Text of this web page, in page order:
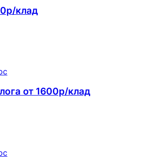
клад
от 1600р/клад